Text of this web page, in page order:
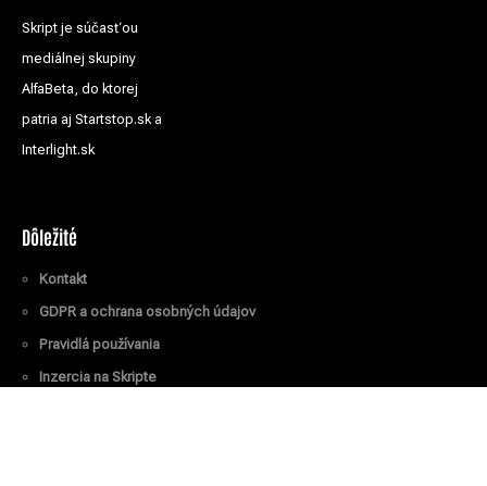
Skript je súčasťou
mediálnej skupiny
AlfaBeta, do ktorej
patria aj Startstop.sk a
Interlight.sk
Dôležité
Kontakt
GDPR a ochrana osobných údajov
Pravidlá používania
Inzercia na Skripte